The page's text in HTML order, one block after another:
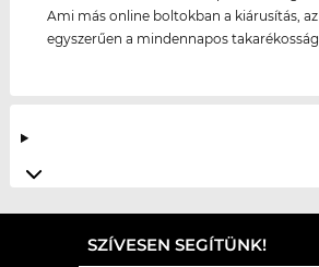
Ami más online boltokban a kiárusítás,
egyszerűen a mindennapos takarékosság.
SZÍVESEN SEGÍTÜNK!